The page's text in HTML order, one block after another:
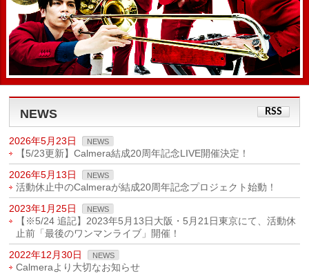
NEWS RSS
2026年5月23日 NEWS
【5/23更新】Calmera結成20周年記念LIVE開催決定！
2026年5月13日
NEWS
活動休止中のCalmeraが結成20周年記念プロジェクト始動！
2023年1月25日
NEWS
【※5/24 追記】2023年5月13日大阪・5月21日東京にて、活動休
止前「最後のワンマンライブ」開催！
2022年12月30日
NEWS
Calmeraより大切なお知らせ